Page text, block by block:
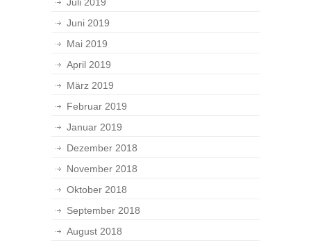
Juni 2019
Mai 2019
April 2019
März 2019
Februar 2019
Januar 2019
Dezember 2018
November 2018
Oktober 2018
September 2018
August 2018